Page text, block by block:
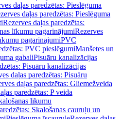
daļas paredzētas: Pieslēguma
daļas paredzētas: Pieslēguma
Rezerves daļas paredzētas:
līkumu pagarinājumiRezerves
pagarinājumiPVC
PVC pieslēgumiManšetes un
gabaliPisuāru kanalizācijas
Pisuāru kanalizācijas
daļas paredzētas: Pisuāru
daļas paredzētas: Gliemežveida
paredzētas: P veida
līkumu
Skalošanas cauruļu un